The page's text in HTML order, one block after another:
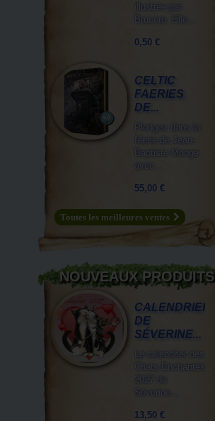
illustrée par
Brucero. Elle...
0,50 €
CELTIC
FAERIES
DE...
Plongez dans la
féerie de Jean-
Baptiste Monge
avec...
55,00 €
Toutes les meilleures ventes
NOUVEAUX PRODUITS
CALENDRIER
DE
SÉVERINE...
Le calendrier des
Chats Enchantés
2027 de
Séverine...
13,50 €